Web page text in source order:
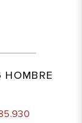
.930